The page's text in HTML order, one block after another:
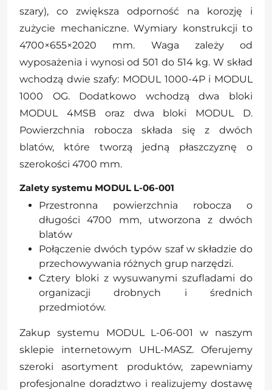
szary), co zwiększa odporność na korozję i
zużycie mechaniczne. Wymiary konstrukcji to
4700×655×2020 mm. Waga zależy od
wyposażenia i wynosi od 501 do 514 kg. W skład
wchodzą dwie szafy: MODUL 1000-4P i MODUL
1000 OG. Dodatkowo wchodzą dwa bloki
MODUL 4MSB oraz dwa bloki MODUL D.
Powierzchnia robocza składa się z dwóch
blatów, które tworzą jedną płaszczyznę o
szerokości 4700 mm.
Zalety systemu MODUL L-06-001
Przestronna powierzchnia robocza o
długości 4700 mm, utworzona z dwóch
blatów
Połączenie dwóch typów szaf w składzie do
przechowywania różnych grup narzędzi.
Cztery bloki z wysuwanymi szufladami do
organizacji drobnych i średnich
przedmiotów.
Zakup systemu MODUL L-06-001 w naszym
sklepie internetowym UHL-MASZ. Oferujemy
szeroki asortyment produktów, zapewniamy
profesjonalne doradztwo i realizujemy dostawę